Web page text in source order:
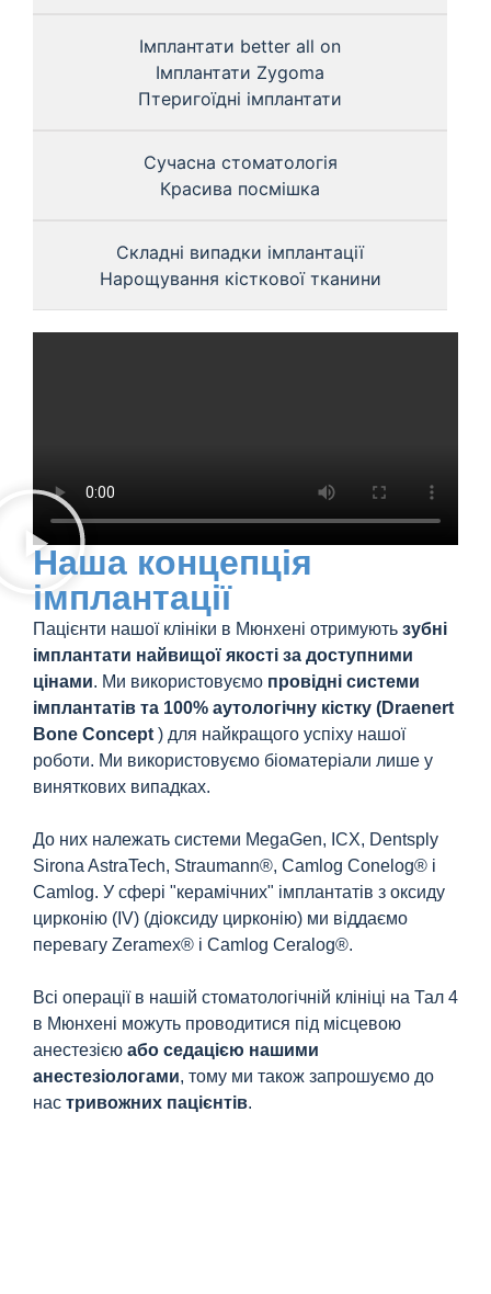
Імплантати better all on
Імплантати Zygoma
Птеригоїдні імплантати
Сучасна стоматологія
Красива посмішка
Складні випадки імплантації
Нарощування кісткової тканини
Наша концепція
імплантації
Пацієнти нашої клініки в Мюнхені отримують зубні
імплантати найвищої якості за доступними
цінами. Ми використовуємо провідні системи
імплантатів та 100% аутологічну кістку (Draenert
Bone Concept ) для найкращого успіху нашої
роботи. Ми використовуємо біоматеріали лише у
виняткових випадках.
До них належать системи MegaGen, ICX, Dentsply
Sirona AstraTech, Straumann®, Camlog Conelog® і
Camlog. У сфері "керамічних" імплантатів з оксиду
цирконію (IV) (діоксиду цирконію) ми віддаємо
перевагу Zeramex® і Camlog Ceralog®.
Всі операції в нашій стоматологічній клініці на Тал 4
в Мюнхені можуть проводитися під місцевою
анестезією або седацією нашими
анестезіологами, тому ми також запрошуємо до
нас тривожних пацієнтів.